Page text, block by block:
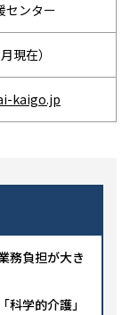
センター
現在）
kaigo.jp
務負担が大き
学的介護」